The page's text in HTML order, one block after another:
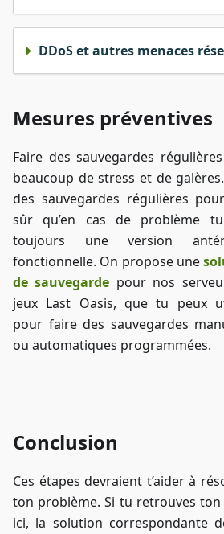
DDoS et autres menaces
Mesures préventives
Faire des sauvegardes
beaucoup de stress et de
des sauvegardes régulières
sûr qu’en cas de problème
toujours une version
fonctionnelle. On propose une
de sauvegarde pour nos
jeux Last Oasis, que tu peux
pour faire des sauvegardes
ou automatiques programmées.
Conclusion
Ces étapes devraient t’aider à
ton problème. Si tu retrouves ton
ici, la solution correspondante